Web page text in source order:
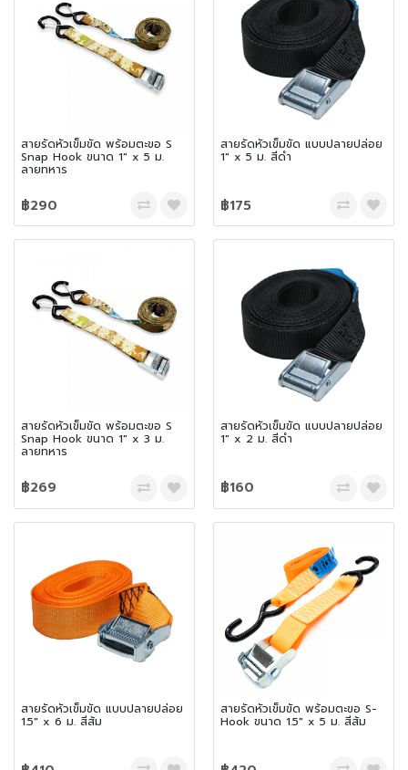
สายรัดหัวเข็มขัด พร้อมตะขอ S
Snap Hook ขนาด 1″ x 5 ม.
ลายทหาร
฿290
สายรัดหัวเข็มขัด แบบปลายปล่อย
1″ x 5 ม. สีดำ
฿175
สายรัดหัวเข็มขัด พร้อมตะขอ S
Snap Hook ขนาด 1″ x 3 ม.
ลายทหาร
฿269
สายรัดหัวเข็มขัด แบบปลายปล่อย
1″ x 2 ม. สีดำ
฿160
สายรัดหัวเข็มขัด แบบปลายปล่อย
1.5″ x 6 ม. สีส้ม
สายรัดหัวเข็มขัด พร้อมตะขอ S-
Hook ขนาด 1.5″ x 5 ม. สีส้ม